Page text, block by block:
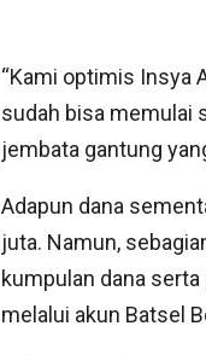
“Kami optimis Insya
sudah bisa memulai
jembata gantung
Adapun dana
juta. Namun,
kumpulan dana
melalui akun Batsel